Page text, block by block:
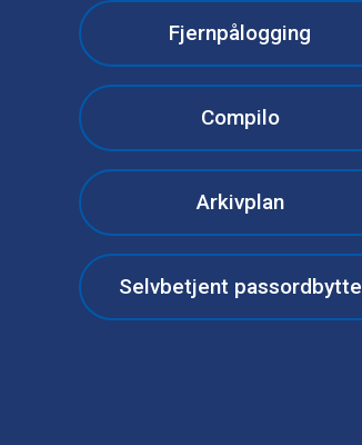
Fjernpålogging
Compilo
Arkivplan
Selvbetjent passordbytte